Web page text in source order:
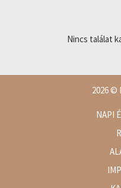
Nincs találat
2026©
NAPI